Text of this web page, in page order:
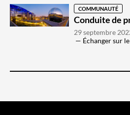
LA
RECHERCHE
COMMUNAUTÉ
Conduite de
29 septembre
Échanger sur